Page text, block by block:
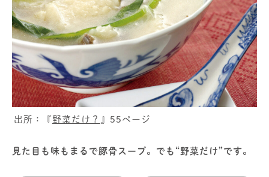
出所：『 野菜だけ？ 』55ページ
見た目も味もまるで豚骨スープ。でも“野菜だけ”です。